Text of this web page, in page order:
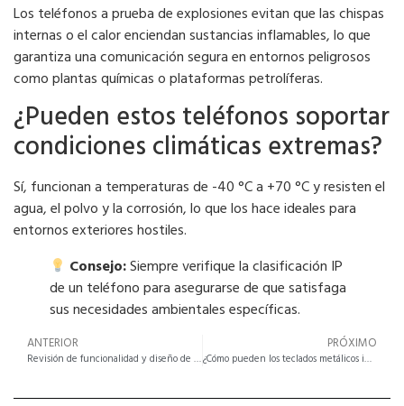
Los teléfonos a prueba de explosiones evitan que las chispas
internas o el calor enciendan sustancias inflamables, lo que
garantiza una comunicación segura en entornos peligrosos
como plantas químicas o plataformas petrolíferas.
¿Pueden estos teléfonos soportar
condiciones climáticas extremas?
Sí, funcionan a temperaturas de -40 °C a +70 °C y resisten el
agua, el polvo y la corrosión, lo que los hace ideales para
entornos exteriores hostiles.
Consejo:Siempre verifique la clasificación IP
de un teléfono para asegurarse de que satisfaga
sus necesidades ambientales específicas.
ANTERIOR
Revisión de funcionalidad y diseño de teclados metálicos industriales
PRÓXIMO
¿Cómo pueden los teclados metálicos industriales mejorar la seguridad de la maquinaria pesada?